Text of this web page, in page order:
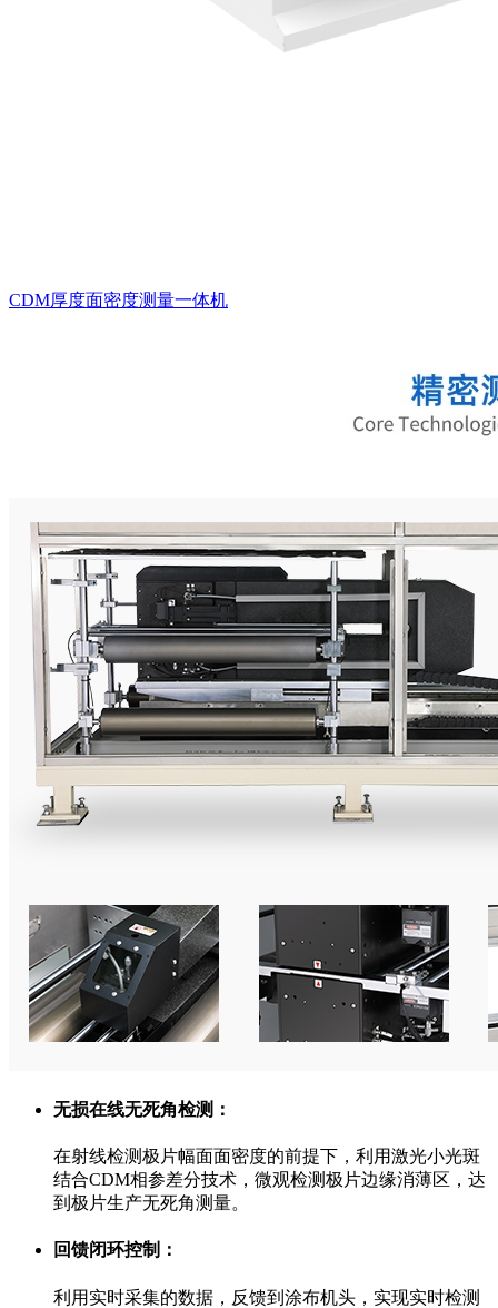
CDM厚度面密度测量一体机
无损在线无死角检测：
在射线检测极片幅面面密度的前提下，利用激光小光斑
结合CDM相参差分技术，微观检测极片边缘消薄区，达
到极片生产无死角测量。
回馈闭环控制：
利用实时采集的数据，反馈到涂布机头，实现实时检测